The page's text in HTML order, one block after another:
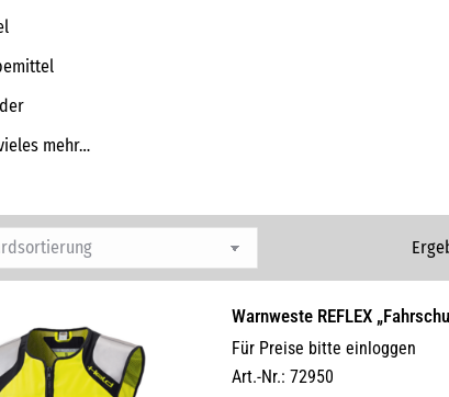
mehr…
Warnweste REFLEX
Für Preise bitte einloggen
Art.-Nr.: 72950